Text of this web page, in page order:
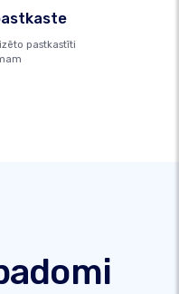
pastkastīti